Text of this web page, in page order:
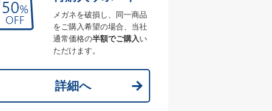
メガネを破損し、同一商品
をご購入希望の場合、当社
通常価格の半額でご購入い
ただけます。
詳細へ